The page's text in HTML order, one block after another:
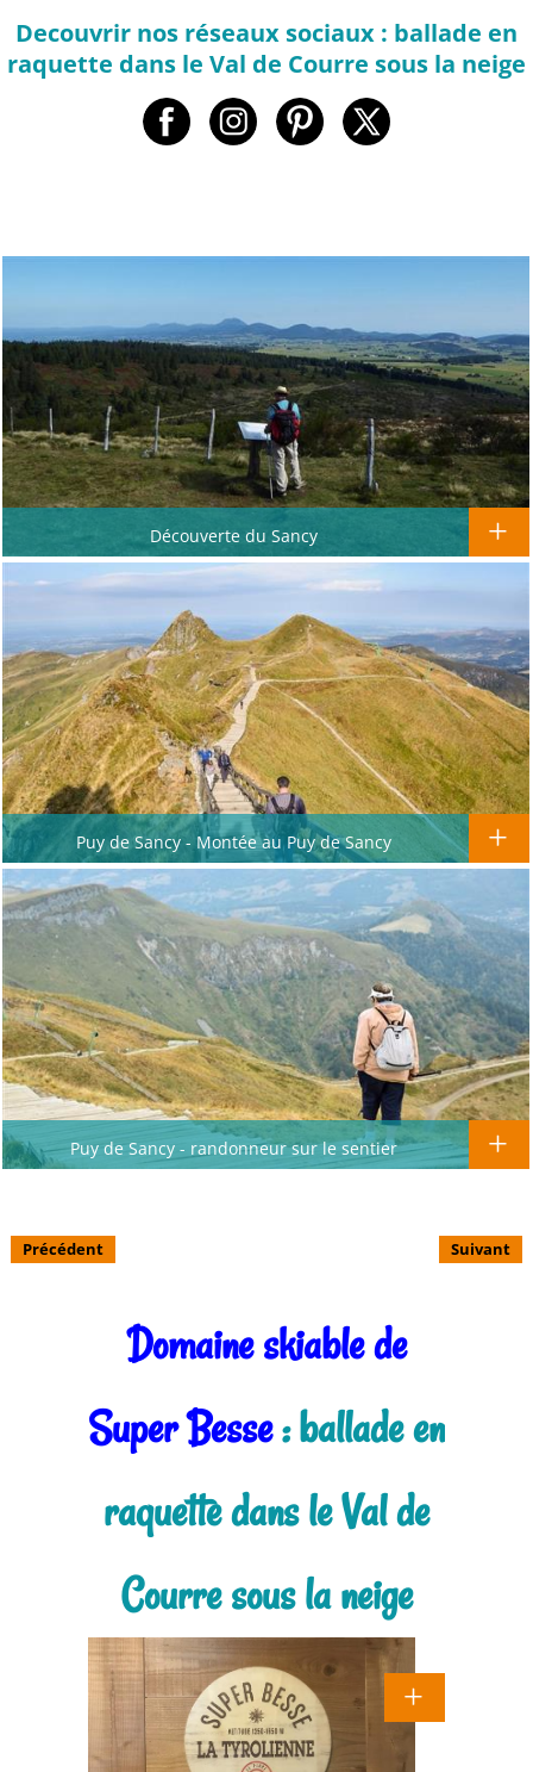
Decouvrir nos réseaux sociaux : ballade en
raquette dans le Val de Courre sous la neige
Découverte du Sancy
Puy de Sancy - Montée au Puy de Sancy
Puy de Sancy - randonneur sur le sentier
Précédent Suivant
Domaine skiable de
Super Besse: ballade en
raquette dans le Val de
Courre sous la neige